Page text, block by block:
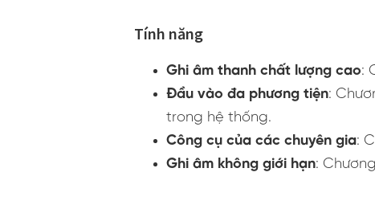
Tính năng
Ghi âm thanh chất lượng cao:
Đầu vào đa phương tiện:
trong hệ thống.
Công cụ của các chuyên gia:
Ghi âm không giới hạn: